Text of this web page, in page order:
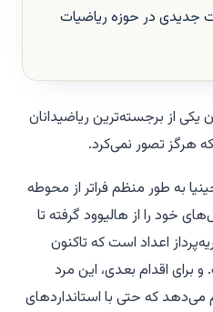
جدیدی در حوزه ریاضیات
یکی از برجسته‌ترین ریاضیدانان
هرگز تصور نمی‌کرد.
به طور منظم فراتر از محوطه
خود را از هالیوود گرفته تا
اعداد است که تاکنون
برای اقدام بعدی، این مرد
می‌دهد که حتی با استانداردهای